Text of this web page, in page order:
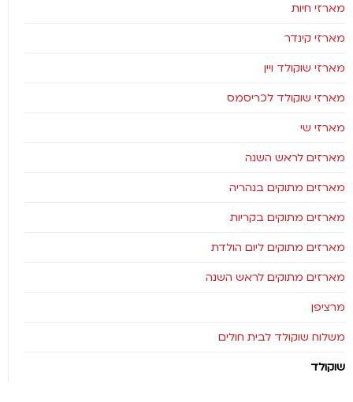
מארזי חיות
מארזי קינדר
מארזי שוקולד ויין
מארזי שוקולד לכריסמס
מארזי שי
מארזים לראש השנה
מארזים מתוקים בנהריה
מארזים מתוקים בקריות
מארזים מתוקים ליום הולדת
מארזים מתוקים לראש השנה
מרציפן
משלוח שוקולד לבית חולים
שוקולד